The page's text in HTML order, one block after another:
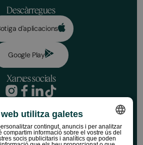
Descàrregues
d'aplicacions
Google Play
Xarxes socials
de reserva
Renúncia
de xarxes socials
Política de Cookies
SPANISH
utilitza galetes
contingut, anuncis i per analitzar
compartim informació sobre el vostre ús del
socis publicitaris i analítics que poden